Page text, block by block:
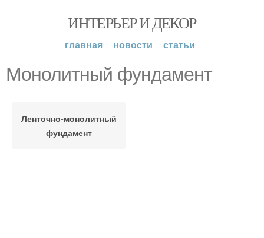
ИНТЕРЬЕР И ДЕКОР
главная новости статьи
Монолитный фундамент
Ленточно-монолитный
фундамент